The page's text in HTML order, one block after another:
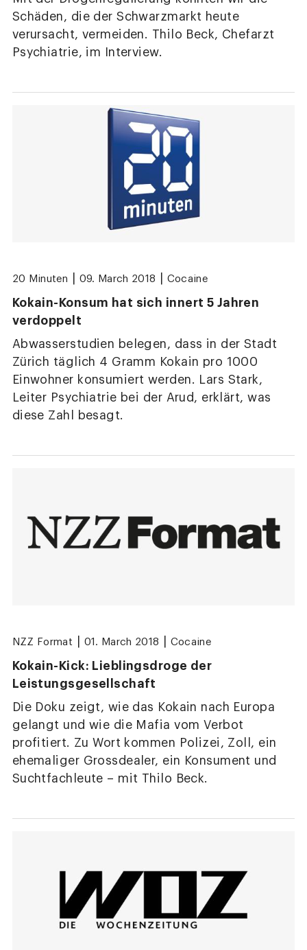
Schäden, die der Schwarzmarkt heute
verursacht, vermeiden. Thilo Beck, Chefarzt
Psychiatrie, im Interview.
20 Minuten 09. March 2018 Cocaine
Kokain-Konsum hat sich innert 5 Jahren
verdoppelt
Abwasserstudien belegen, dass in der Stadt
Zürich täglich 4 Gramm Kokain pro 1000
Einwohner konsumiert werden. Lars Stark,
Leiter Psychiatrie bei der Arud, erklärt, was
diese Zahl besagt.
NZZ Format 01. March 2018 Cocaine
Kokain-Kick: Lieblingsdroge der
Leistungsgesellschaft
Die Doku zeigt, wie das Kokain nach Europa
gelangt und wie die Mafia vom Verbot
profitiert. Zu Wort kommen Polizei, Zoll, ein
ehemaliger Grossdealer, ein Konsument und
Suchtfachleute – mit Thilo Beck.